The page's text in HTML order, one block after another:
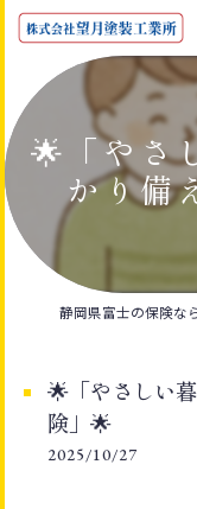
🌟「やさ
かり備
🌟「やさしい
険」🌟
2025/10/27